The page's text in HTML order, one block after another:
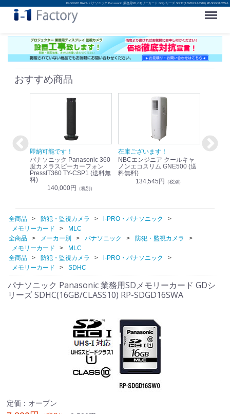
RP-SDGD16SWA パナソニック Panasonic 業務用SDメモリーカード GDシリーズ SDHC(16GB/CLASS10) RP-SDGD16SWA
Menu
おすすめ商品
即納可能です！
パナソニック Panasonic 360
度カメラスピーカーフォン
PressIT360 TY-CSP1 (送料無
料)
140,000円 （税別）
在庫ございます！
NBCエンジニア クールキャ
ノンエコスリム GNE500 (送
料無料)
134,545円 （税別）
即納可
全商品 防犯・監視カメラ
i-PRO・パナソニック
メモリーカード
MLC
全商品
メーカー別 パナソニック
防犯・監視カメラ
メモリーカード
MLC
全商品
防犯・監視カメラ
i-PRO・パナソニック
メモリーカード
SDHC
パナソニック Panasonic 業務用SDメモリーカード GDシ
リーズ SDHC(16GB/CLASS10) RP-SDGD16SWA
定価：オープン